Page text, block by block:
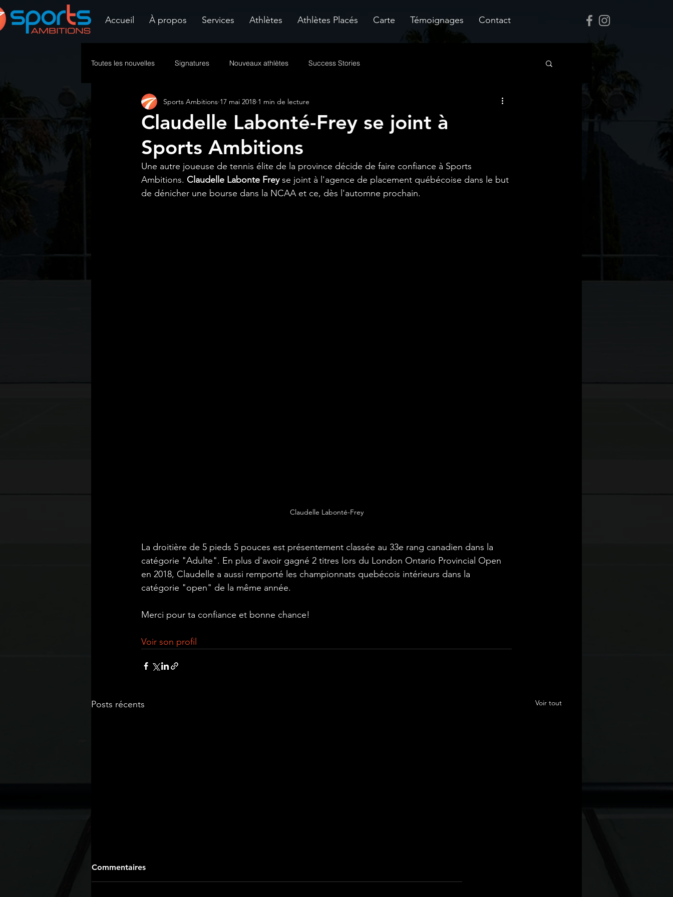
Accueil À propos Services Athlètes Athlètes Placés Carte Témoignages Contact
Toutes les nouvelles Signatures Nouveaux athlètes Success Stories
Claudelle Labonté-Frey se joint à
Sports Ambitions
Sports Ambitions 17 mai 2018 1 min de lecture
Une autre joueuse de tennis élite de la province décide de faire confiance à Sports
Ambitions. Claudelle Labonte Frey se joint à l'agence de placement québécoise dans le but
de dénicher une bourse dans la NCAA et ce, dès l'automne prochain.
Claudelle Labonté-Frey
La droitière de 5 pieds 5 pouces est présentement classée au 33e rang canadien dans la
catégorie "Adulte". En plus d'avoir gagné 2 titres lors du London Ontario Provincial Open
en 2018, Claudelle a aussi remporté les championnats quebécois intérieurs dans la
catégorie "open" de la même année.
Merci pour ta confiance et bonne chance!
Voir son profil
Posts récents Voir tout
Commentaires